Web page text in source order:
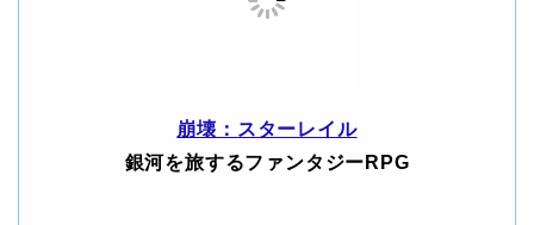
崩壊：スターレイル
銀河を旅するファンタジーRPG